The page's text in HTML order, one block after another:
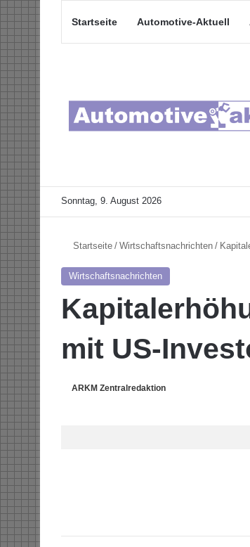
Startseite Automotive-Aktuell
Sonntag, 9. August 2026
Startseite / Wirtschaftsnachrichten /
Wirtschaftsnachrichten
mit US-
ARKM Zentralredaktion